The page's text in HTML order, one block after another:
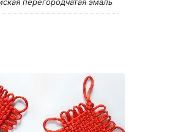
перегородчатая эмаль